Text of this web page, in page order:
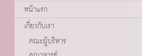
หน้าแรก
เกี่ยวกับเรา
คณะผู้บริหาร